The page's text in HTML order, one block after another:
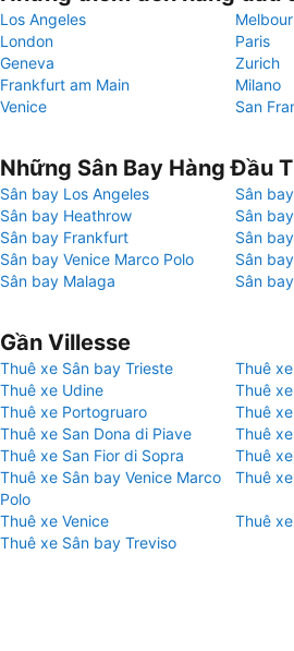
Los Angeles
London
Paris
Geneva
Zurich
Frankfurt am Main
Milano
Venice
San
Những Sân Bay Hàng Đầu
Sân bay Los Angeles
Sân
Sân bay Heathrow
Sân
Sân bay Frankfurt
Sân
Sân bay Venice Marco Polo
Sân
Sân bay Malaga
Sân
Gần Villesse
Thuê xe Sân bay Trieste
Thuê
Thuê xe Udine
Thuê
Thuê xe Portogruaro
Thuê
Thuê xe San Dona di Piave
Thuê
Thuê xe San Fior di Sopra
Thuê
Thuê xe Sân bay Venice Marco
Polo
Thuê
Thuê xe Venice
Thuê
Thuê xe Sân bay Treviso